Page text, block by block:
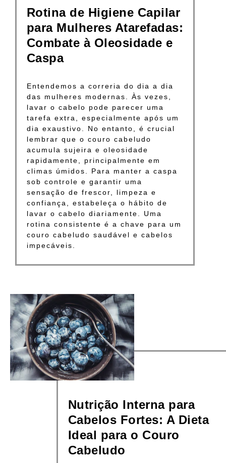
Rotina de Higiene Capilar
para Mulheres Atarefadas:
Combate à Oleosidade e
Caspa
Entendemos a correria do dia a dia
das mulheres modernas. Às vezes,
lavar o cabelo pode parecer uma
tarefa extra, especialmente após um
dia exaustivo. No entanto, é crucial
lembrar que o couro cabeludo
acumula sujeira e oleosidade
rapidamente, principalmente em
climas úmidos. Para manter a caspa
sob controle e garantir uma
sensação de frescor, limpeza e
confiança, estabeleça o hábito de
lavar o cabelo diariamente. Uma
rotina consistente é a chave para um
couro cabeludo saudável e cabelos
impecáveis.
Nutrição Interna para
Cabelos Fortes: A Dieta
Ideal para o Couro
Cabeludo